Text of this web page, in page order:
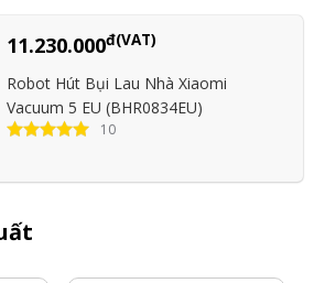
11.230.000đ(VAT)
Robot Hút Bụi Lau Nhà Xiaomi
Vacuum 5 EU (BHR0834EU)
10